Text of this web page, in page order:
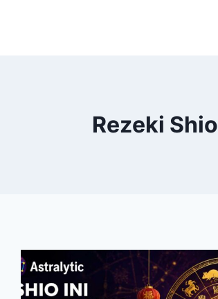
Rezeki Shio